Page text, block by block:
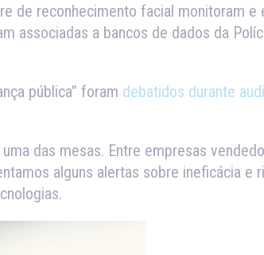
de reconhecimento facial monitoram e
associadas a bancos de dados da
pública” foram debatidos durante
das mesas. Entre empresas
alguns alertas sobre ineficácia e